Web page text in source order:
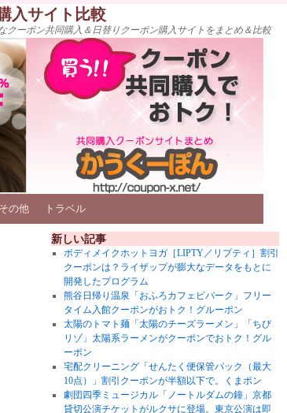
入サイト比較
ーポン共同購入＆日替りクーポン購入サイトをまとめ＆比較
その他 トラベル
新しい記事
ボディメイクホットヨガ［LIPTY／リプティ］割引
クーポンは？ライザップが膨大なデータをもとに
開発したプログラム
熊谷日帰り温泉「おふろカフェビバーク」フリー
タイム入館クーポンがおトク！グルーポン
太陽のトマト麺「太陽のチーズラーメン」「ちび
リゾ」太陽系ラーメンがクーポンでおトク！グル
ーポン
宅配クリーニング「せんたく便保管パック（最大
10点）」割引クーポンが半額以下で。くまポン
劇団四季ミュージカル「ノートルダムの鐘」京都
貸切公演チケットがルクサに登場。東京公演は即